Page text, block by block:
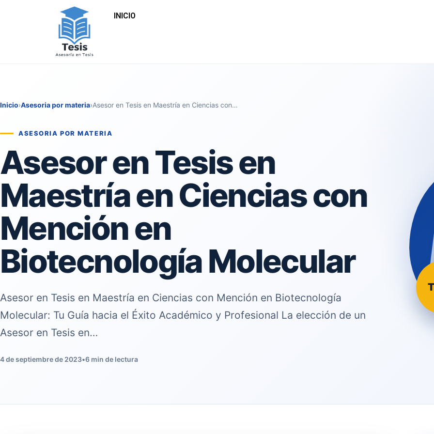
INICIO
Inicio›Asesoria por materia›Asesor en Tesis en Maestría en Ciencias con…
ASESORIA POR MATERIA
Asesor en Tesis en
Maestría en Ciencias con
Mención en
Biotecnología Molecular
Asesor en Tesis en Maestría en Ciencias con Mención en Biotecnología
Molecular: Tu Guía hacia el Éxito Académico y Profesional La elección de un
Asesor en Tesis en…
4 de septiembre de 2023•6 min de lectura